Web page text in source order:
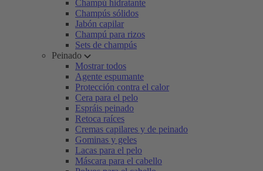
Champú hidratante
Champús sólidos
Jabón capilar
Champú para rizos
Sets de champús
Peinado
Mostrar todos
Agente espumante
Protección contra el calor
Cera para el pelo
Espráis peinado
Retoca raíces
Cremas capilares y de peinado
Gominas y geles
Lacas para el pelo
Máscara para el cabello